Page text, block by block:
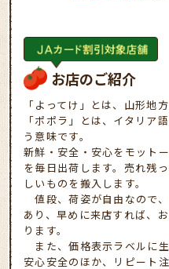
お店のご紹介
「よってけ」とは、山形地
「ポポラ」とは、イタリア
う意味です。
新鮮・安全・安心をモット
を毎日出荷します。売れ残
しいものを搬入します。
値段、荷姿が自由なので
あり、早めに来店すれば、
ります。
また、価格表示ラベルに
安心安全のほか、リピート